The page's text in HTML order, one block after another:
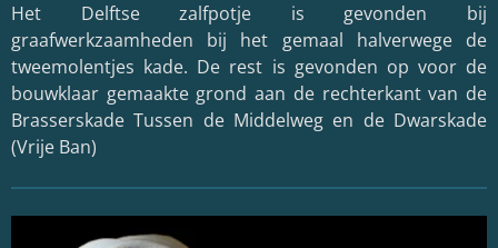
Het Delftse zalfpotje is gevonden bij
graafwerkzaamheden bij het gemaal halverwege de
tweemolentjes kade. De rest is gevonden op voor de
bouwklaar gemaakte grond aan de rechterkant van de
Brasserskade Tussen de Middelweg en de Dwarskade
(Vrije Ban)